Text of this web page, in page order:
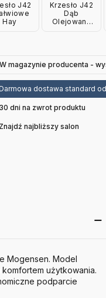
J42
Hay
Krzesło J42
Dąb
Olejowany
W magazynie producenta -
dostawa standard od
30 dni na zwrot produktu
Znajdź najbliższy salon
Mogensen. Model
użytkowania.
podparcie